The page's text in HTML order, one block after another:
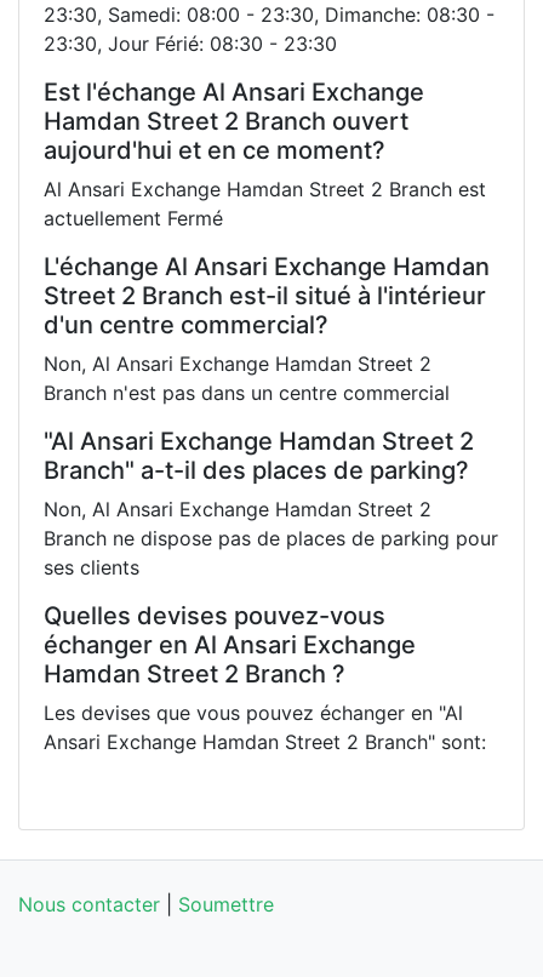
23:30, Samedi: 08:00 - 23:30, Dimanche: 08:30 -
23:30, Jour Férié: 08:30 - 23:30
Est l'échange Al Ansari Exchange
Hamdan Street 2 Branch ouvert
aujourd'hui et en ce moment?
Al Ansari Exchange Hamdan Street 2 Branch est
actuellement Fermé
L'échange Al Ansari Exchange Hamdan
Street 2 Branch est-il situé à l'intérieur
d'un centre commercial?
Non, Al Ansari Exchange Hamdan Street 2
Branch n'est pas dans un centre commercial
"Al Ansari Exchange Hamdan Street 2
Branch" a-t-il des places de parking?
Non, Al Ansari Exchange Hamdan Street 2
Branch ne dispose pas de places de parking pour
ses clients
Quelles devises pouvez-vous
échanger en Al Ansari Exchange
Hamdan Street 2 Branch ?
Les devises que vous pouvez échanger en "Al
Ansari Exchange Hamdan Street 2 Branch" sont:
Nous contacter Soumettre